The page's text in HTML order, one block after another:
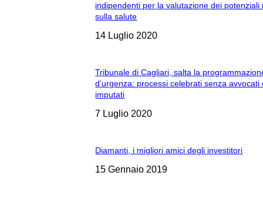
indipendenti per la valutazione dei potenziali
sulla salute
14 Luglio 2020
Tribunale di Cagliari, salta la
d’urgenza: processi celebrati senza avvocati
imputati
7 Luglio 2020
Diamanti, i migliori amici degli investitori
15 Gennaio 2019